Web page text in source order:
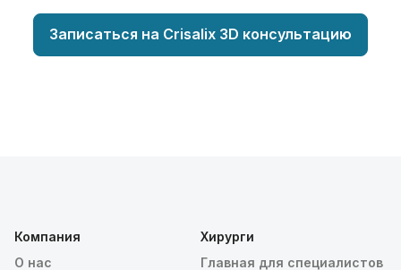
Записаться на Crisalix 3D консультацию
Компания
О нас
Хирурги
Главная для специалистов